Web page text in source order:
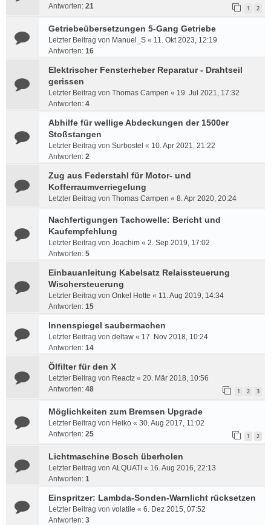
Antworten: 21 1 2
Getriebeübersetzungen 5-Gang Getriebe
Letzter Beitrag von Manuel_S « 11. Okt 2023, 12:19
Antworten: 16
Elektrischer Fensterheber Reparatur - Drahtseil
gerissen
Letzter Beitrag von Thomas Campen « 19. Jul 2021, 17:32
Antworten: 4
Abhilfe für wellige Abdeckungen der 1500er
Stoßstangen
Letzter Beitrag von Surbostel « 10. Apr 2021, 21:22
Antworten: 2
Zug aus Federstahl für Motor- und
Kofferraumverriegelung
Letzter Beitrag von Thomas Campen « 8. Apr 2020, 20:24
Nachfertigungen Tachowelle: Bericht und
Kaufempfehlung
Letzter Beitrag von Joachim « 2. Sep 2019, 17:02
Antworten: 5
Einbauanleitung Kabelsatz Relaissteuerung
Wischersteuerung
Letzter Beitrag von Onkel Hotte « 11. Aug 2019, 14:34
Antworten: 15
Innenspiegel saubermachen
Letzter Beitrag von deltaw « 17. Nov 2018, 10:24
Antworten: 14
Ölfilter für den X
Letzter Beitrag von Reactz « 20. Mär 2018, 10:56
Antworten: 48 1 2 3
Möglichkeiten zum Bremsen Upgrade
Letzter Beitrag von Heiko « 30. Aug 2017, 11:02
Antworten: 25 1 2
Lichtmaschine Bosch überholen
Letzter Beitrag von ALQUATI « 16. Aug 2016, 22:13
Antworten: 1
Einspritzer: Lambda-Sonden-Warnlicht rücksetzen
Letzter Beitrag von volatile « 6. Dez 2015, 07:52
Antworten: 3